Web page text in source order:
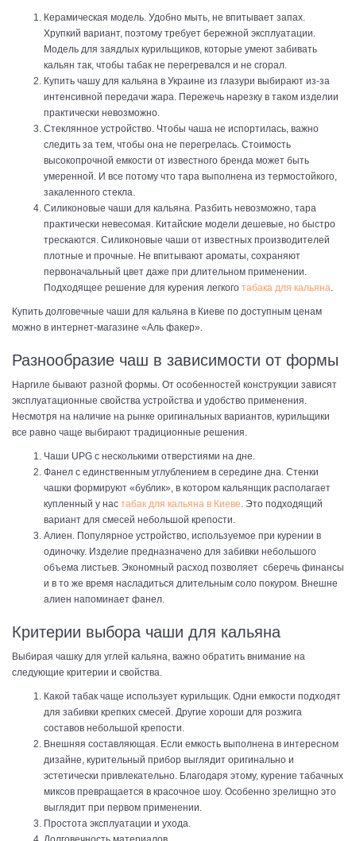
Керамическая модель. Удобно мыть, не впитывает запах.
Хрупкий вариант, поэтому требует бережной эксплуатации.
Модель для заядлых курильщиков, которые умеют забивать
кальян так, чтобы табак не перегревался и не сгорал.
Купить чашу для кальяна в Украине из глазури выбирают из-за
интенсивной передачи жара. Пережечь нарезку в таком изделии
практически невозможно.
Стеклянное устройство. Чтобы чаша не испортилась, важно
следить за тем, чтобы она не перегрелась. Стоимость
высокопрочной емкости от известного бренда может быть
умеренной. И все потому что тара выполнена из термостойкого,
закаленного стекла.
Силиконовые чаши для кальяна. Разбить невозможно, тара
практически невесомая. Китайские модели дешевые, но быстро
трескаются. Силиконовые чаши от известных производителей
плотные и прочные. Не впитывают ароматы, сохраняют
первоначальный цвет даже при длительном применении.
Подходящее решение для курения легкого табака для кальяна.
Купить долговечные чаши для кальяна в Киеве по доступным ценам
можно в интернет-магазине «Аль факер».
Разнообразие чаш в зависимости от формы
Наргиле бывают разной формы. От особенностей конструкции зависят
эксплуатационные свойства устройства и удобство применения.
Несмотря на наличие на рынке оригинальных вариантов, курильщики
все равно чаще выбирают традиционные решения.
Чаши UPG с несколькими отверстиями на дне.
Фанел с единственным углублением в середине дна. Стенки
чашки формируют «бублик», в котором кальянщик располагает
купленный у нас табак для кальяна в Киеве. Это подходящий
вариант для смесей небольшой крепости.
Алиен. Популярное устройство, используемое при курении в
одиночку. Изделие предназначено для забивки небольшого
объема листьев. Экономный расход позволяет сберечь финансы
и в то же время насладиться длительным соло покуром. Внешне
алиен напоминает фанел.
Критерии выбора чаши для кальяна
Выбирая чашку для углей кальяна, важно обратить внимание на
следующие критерии и свойства.
Какой табак чаще использует курильщик. Одни емкости подходят
для забивки крепких смесей. Другие хороши для розжига
составов небольшой крепости.
Внешняя составляющая. Если емкость выполнена в интересном
дизайне, курительный прибор выглядит оригинально и
эстетически привлекательно. Благодаря этому, курение табачных
миксов превращается в красочное шоу. Особенно зрелищно это
выглядит при первом применении.
Простота эксплуатации и ухода.